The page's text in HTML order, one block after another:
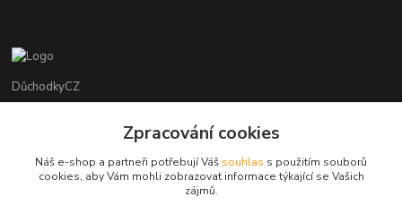
DůchodkyCZ
+420 412384749
objednavky@duchodky.cz
Zpracování cookies
Náš e-shop a partneři potřebují Váš souhlas s použitím souborů
cookies, aby Vám mohli zobrazovat informace týkající se Vašich
zájmů.